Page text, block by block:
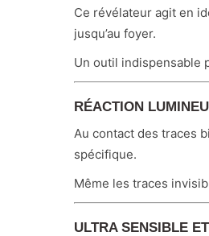
Ce révélateur agit en
jusqu’au foyer.
Un outil indispensable
RÉACTION
Au contact des traces
spécifique.
Même les traces
ULTRA SENSIBLE